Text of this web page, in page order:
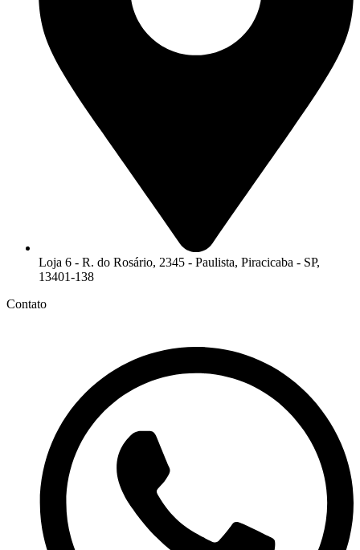
Loja 6 - R. do Rosário, 2345 - Paulista, Piracicaba - SP,
13401-138
Contato